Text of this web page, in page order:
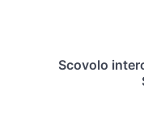
Scovolo